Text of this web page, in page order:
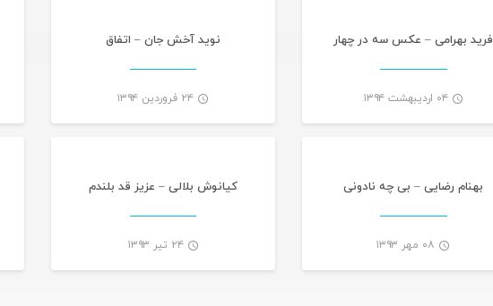
فرید بهرامی – عکس سه در چهار
۰۴ اردیبهشت ۱۳۹۴
نوید آخش جان – اتفاق
۲۴ فروردین ۱۳۹۴ تازه های هرمزگانی
بهنام رضایی – بی چه نادونی
۰۸ مهر ۱۳۹۳
تازه های هرمزگانی
کیانوش بلالی – عزیز قد بلندم
۲۴ تیر ۱۳۹۳